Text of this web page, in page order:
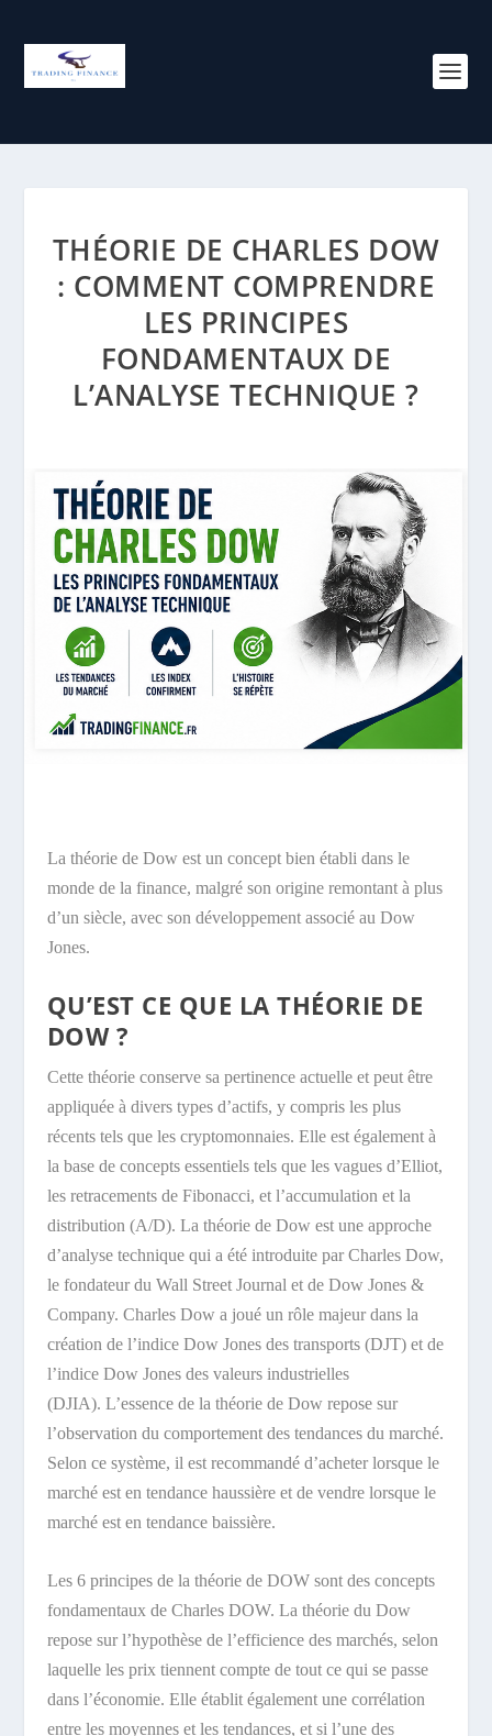
THÉORIE DE CHARLES DOW
: COMMENT COMPRENDRE
LES PRINCIPES
FONDAMENTAUX DE
L’ANALYSE TECHNIQUE ?
La théorie de Dow est un concept bien établi dans le
monde de la finance, malgré son origine remontant à plus
d’un siècle, avec son développement associé au Dow
Jones.
QU’EST CE QUE LA THÉORIE DE
DOW ?
Cette théorie conserve sa pertinence actuelle et peut être
appliquée à divers types d’actifs, y compris les plus
récents tels que les cryptomonnaies. Elle est également à
la base de concepts essentiels tels que les vagues d’Elliot,
les retracements de Fibonacci, et l’accumulation et la
distribution (A/D). La théorie de Dow est une approche
d’analyse technique qui a été introduite par Charles Dow,
le fondateur du Wall Street Journal et de Dow Jones &
Company. Charles Dow a joué un rôle majeur dans la
création de l’indice Dow Jones des transports (DJT) et de
l’indice Dow Jones des valeurs industrielles
(DJIA). L’essence de la théorie de Dow repose sur
l’observation du comportement des tendances du marché.
Selon ce système, il est recommandé d’acheter lorsque le
marché est en tendance haussière et de vendre lorsque le
marché est en tendance baissière.
Les 6 principes de la théorie de DOW sont des concepts
fondamentaux de Charles DOW. La théorie du Dow
repose sur l’hypothèse de l’efficience des marchés, selon
laquelle les prix tiennent compte de tout ce qui se passe
dans l’économie. Elle établit également une corrélation
entre les moyennes et les tendances, et si l’une des